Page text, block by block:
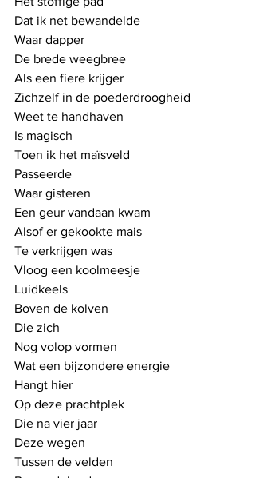
Dat ik net bewandelde
Waar dapper
De brede weegbree
Als een fiere krijger
Zichzelf in de poederdroogheid
Weet te handhaven
Is magisch
Toen ik het maïsveld
Passeerde
Waar gisteren
Een geur vandaan kwam
Alsof er gekookte mais
Te verkrijgen was
Vloog een koolmeesje
Luidkeels
Boven de kolven
Die zich
Nog volop vormen
Wat een bijzondere energie
Hangt hier
Op deze prachtplek
Die na vier jaar
Deze wegen
Tussen de velden